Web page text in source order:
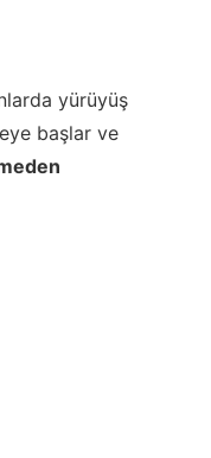
yürüyüş
başlar ve